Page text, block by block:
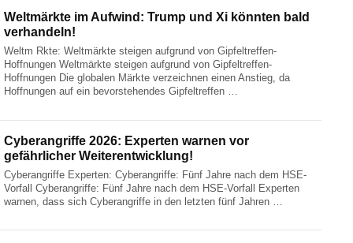
Weltmärkte im Aufwind: Trump und Xi könnten bald
verhandeln!
Weltm Rkte: Weltmärkte steigen aufgrund von Gipfeltreffen-
Hoffnungen Weltmärkte steigen aufgrund von Gipfeltreffen-
Hoffnungen Die globalen Märkte verzeichnen einen Anstieg, da
Hoffnungen auf ein bevorstehendes Gipfeltreffen …
Cyberangriffe 2026: Experten warnen vor
gefährlicher Weiterentwicklung!
Cyberangriffe Experten: Cyberangriffe: Fünf Jahre nach dem HSE-
Vorfall Cyberangriffe: Fünf Jahre nach dem HSE-Vorfall Experten
warnen, dass sich Cyberangriffe in den letzten fünf Jahren …